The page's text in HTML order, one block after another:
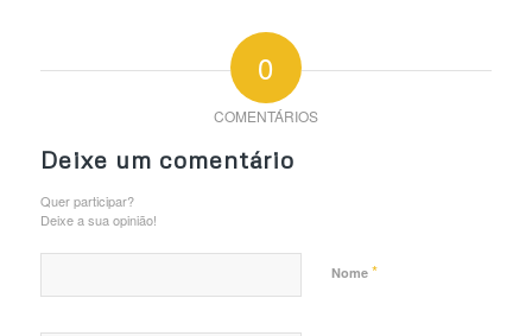
0
COMENTÁRIOS
Deixe um comentário
Quer participar?
Deixe a sua opinião!
Nome *